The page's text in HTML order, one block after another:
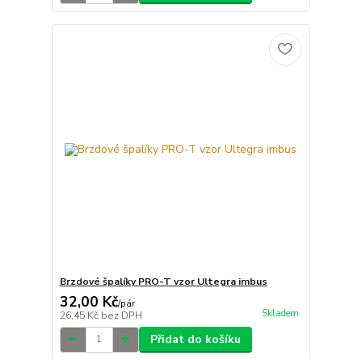
Brzdové špalíky PRO-T vzor Ultegra imbus
32,00 Kč/pár
26,45 Kč bez DPH Skladem
Přidat do košíku